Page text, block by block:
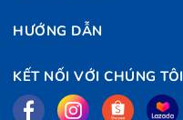
HƯỚNG DẪN
KẾT NỐI VỚI CHÚNG TÔI